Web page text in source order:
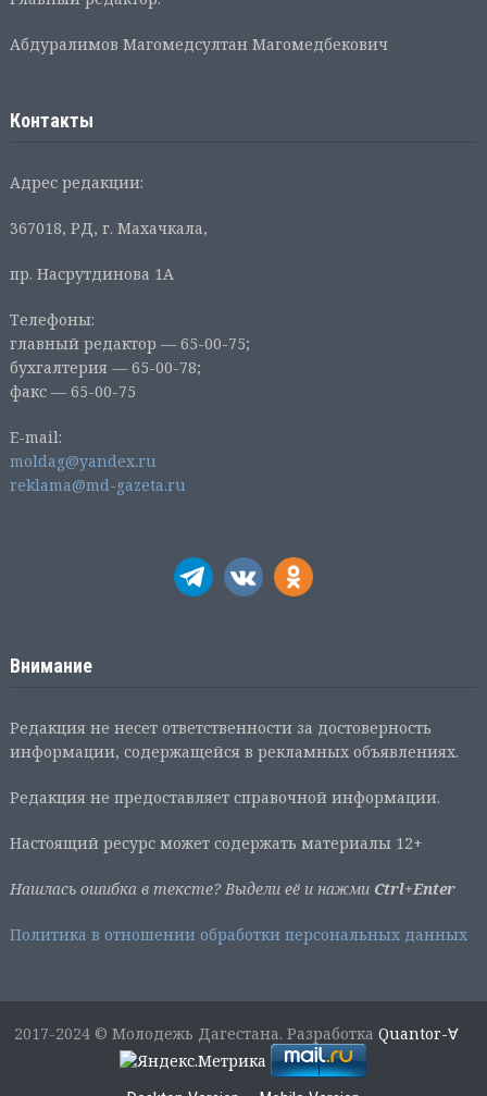
Абдуралимов Магомедсултан Магомедбекович
Контакты
Адрес редакции:
367018, РД, г. Махачкала,
пр. Насрутдинова 1А
Телефоны:
главный редактор — 65-00-75;
бухгалтерия — 65-00-78;
факс — 65-00-75
E-mail:
moldag@yandex.ru
reklama@md-gazeta.ru
Внимание
Редакция не несет ответственности за достоверность
информации, содержащейся в рекламных объявлениях.
Редакция не предоставляет справочной информации.
Настоящий ресурс может содержать материалы 12+
Нашлась ошибка в тексте? Выдели её и нажми Ctrl+Enter
Политика в отношении обработки персональных данных
2017-2024 © Молодежь Дагестана. РазработкаQuantor-∀